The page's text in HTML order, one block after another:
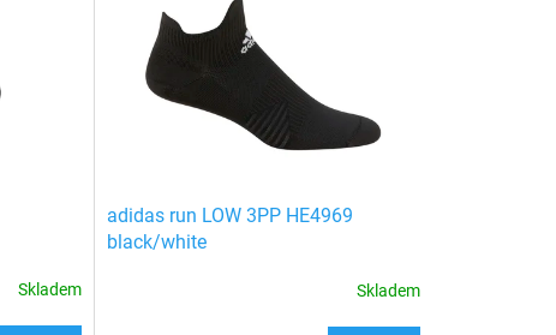
Skladem
adidas run LOW 3PP HE4969
black/white
Skladem